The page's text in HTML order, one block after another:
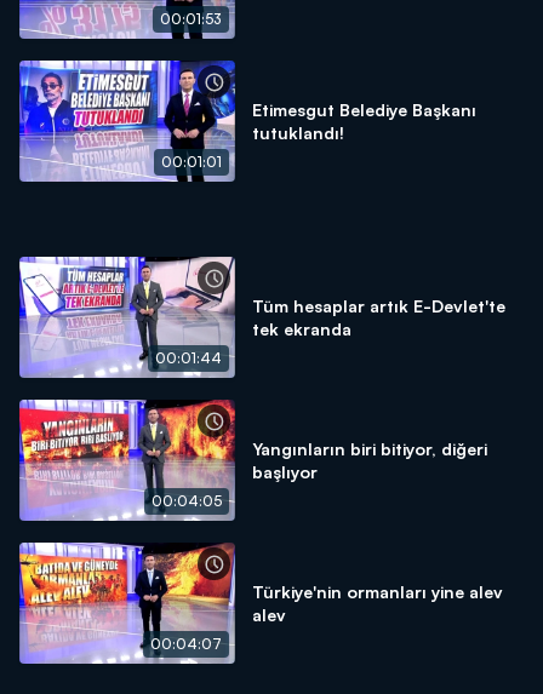
00:01:53
00:01:01
Etimesgut Belediye Başkanı
tutuklandı!
00:01:44
Tüm hesaplar artık E-Devlet'te
tek ekranda
00:04:05
Yangınların biri bitiyor, diğeri
başlıyor
00:04:07
Türkiye'nin ormanları yine alev
alev